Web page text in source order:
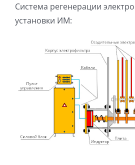
Система регенерации
установки ИМ: